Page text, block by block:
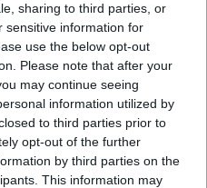
sharing to third parties, or
sensitive information for
use the below opt-out
Please note that after your
may continue seeing
information utilized by
to third parties prior to
opt-out of the further
by third parties on the
This information may
postural:se
erguidas donde la
así como evitar
la pelvis se adelante al
la típica posición
sofá de casa). Evitar el
asientos que no tengan